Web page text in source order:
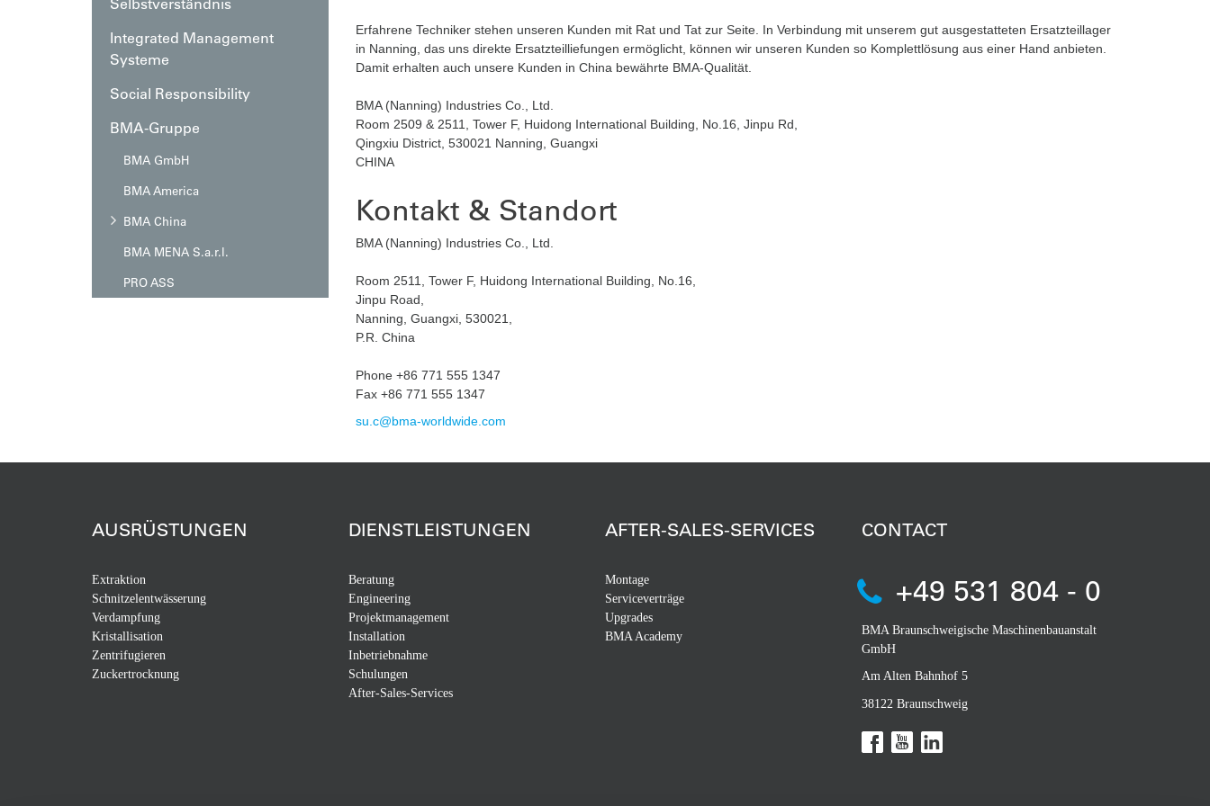
Automation
After-Sales-Services
Auftragsfertigung
Integrated Management
Systeme
Social Responsibility
BMA-Gruppe
BMA GmbH
BMA America
BMA China
BMA MENA S.a.r.l.
PRO ASS
Erfahrene Techniker stehen unseren Kunden mit Rat und Tat zur Seite. In Verbindung mit unserem gut ausgestatteten Ersatzteillager
in Nanning, das uns direkte Ersatzteilliefungen ermöglicht, können wir unseren Kunden so Komplettlösung aus einer Hand anbieten.
Damit erhalten auch unsere Kunden in China bewährte BMA-Qualität.
BMA (Nanning) Industries Co., Ltd.
Room 2509 & 2511, Tower F, Huidong International Building, No.16, Jinpu Rd,
Qingxiu District, 530021 Nanning, Guangxi
CHINA
Kontakt & Standort
BMA (Nanning) Industries Co., Ltd.
Room 2511, Tower F, Huidong International Building, No.16,
Jinpu Road,
Nanning, Guangxi, 530021,
P.R. China
Phone +86 771 555 1347
Fax +86 771 555 1347
su.c@bma-worldwide.com
AUSRÜSTUNGEN
Extraktion
Schnitzelentwässerung
Verdampfung
Kristallisation
Zentrifugieren
Zuckertrocknung
DIENSTLEISTUNGEN
Beratung
Engineering
Projektmanagement
Installation
Inbetriebnahme
Schulungen
After-Sales-Services
AFTER-SALES-SERVICES
Montage
Serviceverträge
Upgrades
BMA Academy
CONTACT
+49 531 804 - 0
BMA Braunschweigische Maschinenbauanstalt
GmbH
Am Alten Bahnhof 5
38122 Braunschweig